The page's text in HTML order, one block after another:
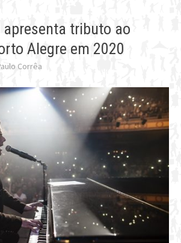
tributo ao
Alegre em 2020
Corrêa